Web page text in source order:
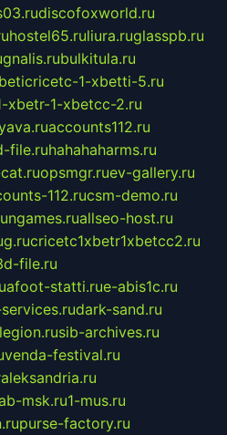
discofoxworld.ru
hostel65.ruliura.ruglasspb.ru
gnalis.rubulkitula.ru
1-xbetti-5.ru
xbetr-1-xbetcc-2.ru
accounts112.ru
file.ruhahahaharms.ru
opsmgr.ruev-gallery.ru
112.rucsm-demo.ru
allseo-host.ru
cricetc1xbetr1xbetcc2.ru
file.ru
uafoot-statti.rue-abis1c.ru
dark-sand.ru
sib-archives.ru
venda-festival.ru
msk.ru1-mus.ru
purse-factory.ru